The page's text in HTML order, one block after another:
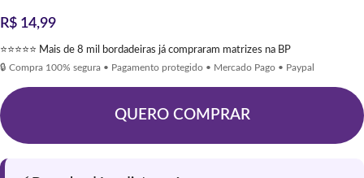
R$ 14,99
⭐⭐⭐⭐⭐ Mais de 8 mil bordadeiras já compraram matrizes na BP
🔒 Compra 100% segura • Pagamento protegido • Mercado Pago • Paypal
QUERO COMPRAR